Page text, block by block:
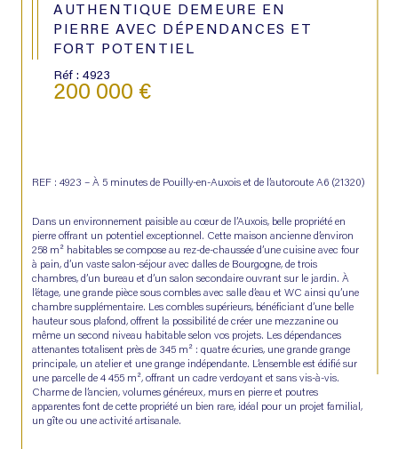
AUTHENTIQUE DEMEURE EN
PIERRE AVEC DÉPENDANCES ET
FORT POTENTIEL
Réf : 4923
200 000 €
REF : 4923 – À 5 minutes de Pouilly-en-Auxois et de l’autoroute A6 (21320)
Dans un environnement paisible au cœur de l’Auxois, belle propriété en
pierre offrant un potentiel exceptionnel. Cette maison ancienne d’environ
258 m² habitables se compose au rez-de-chaussée d’une cuisine avec four
à pain, d’un vaste salon-séjour avec dalles de Bourgogne, de trois
chambres, d’un bureau et d’un salon secondaire ouvrant sur le jardin. À
l’étage, une grande pièce sous combles avec salle d’eau et WC ainsi qu’une
chambre supplémentaire. Les combles supérieurs, bénéficiant d’une belle
hauteur sous plafond, offrent la possibilité de créer une mezzanine ou
même un second niveau habitable selon vos projets. Les dépendances
attenantes totalisent près de 345 m² : quatre écuries, une grande grange
principale, un atelier et une grange indépendante. L’ensemble est édifié sur
une parcelle de 4 455 m², offrant un cadre verdoyant et sans vis-à-vis.
Charme de l’ancien, volumes généreux, murs en pierre et poutres
apparentes font de cette propriété un bien rare, idéal pour un projet familial,
un gîte ou une activité artisanale.